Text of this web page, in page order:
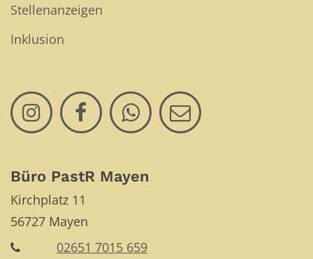
Stellenanzeigen
Inklusion
Büro PastR Mayen
Kirchplatz 11
56727 Mayen
02651 7015 659